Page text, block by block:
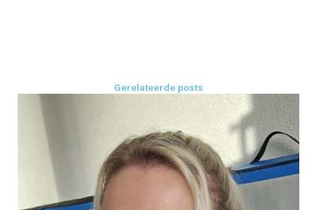
Gerelateerde posts